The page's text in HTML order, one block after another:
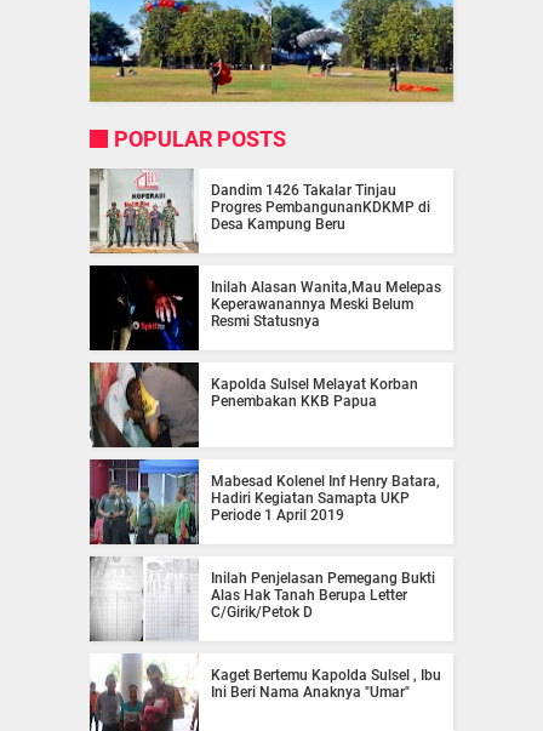
POPULAR POSTS
Dandim 1426 Takalar Tinjau
Progres PembangunanKDKMP di
Desa Kampung Beru
Inilah Alasan Wanita,Mau Melepas
Keperawanannya Meski Belum
Resmi Statusnya
Kapolda Sulsel Melayat Korban
Penembakan KKB Papua
Mabesad Kolenel Inf Henry Batara,
Hadiri Kegiatan Samapta UKP
Periode 1 April 2019
Inilah Penjelasan Pemegang Bukti
Alas Hak Tanah Berupa Letter
C/Girik/Petok D
Kaget Bertemu Kapolda Sulsel , Ibu
Ini Beri Nama Anaknya "Umar"